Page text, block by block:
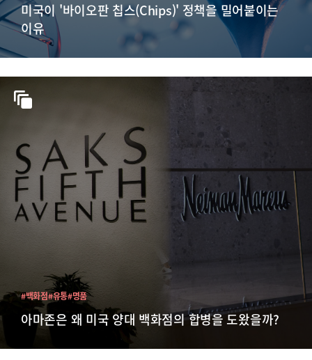
미국이 '바이오판 칩스(Chips)' 정책을 밀어붙이는
이유
아마존은 왜 미국 양대 백화점의 합병을 도왔을까?
#백화점#유통#명품